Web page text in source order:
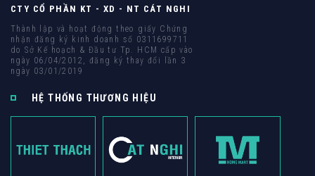
CTY CỔ PHẦN KT - XD - NT CÁT NGHI
Thành lập và hoạt động theo giấy Chứng
nhận đăng ký kinh doanh số 0311699711
do Sở Kế hoạch & Đầu tư Tp. HCM cấp vào
ngày 06/04/2012, đăng ký thay đổi lần 3
ngày 03/01/2019
HỆ THỐNG THƯƠNG HIỆU